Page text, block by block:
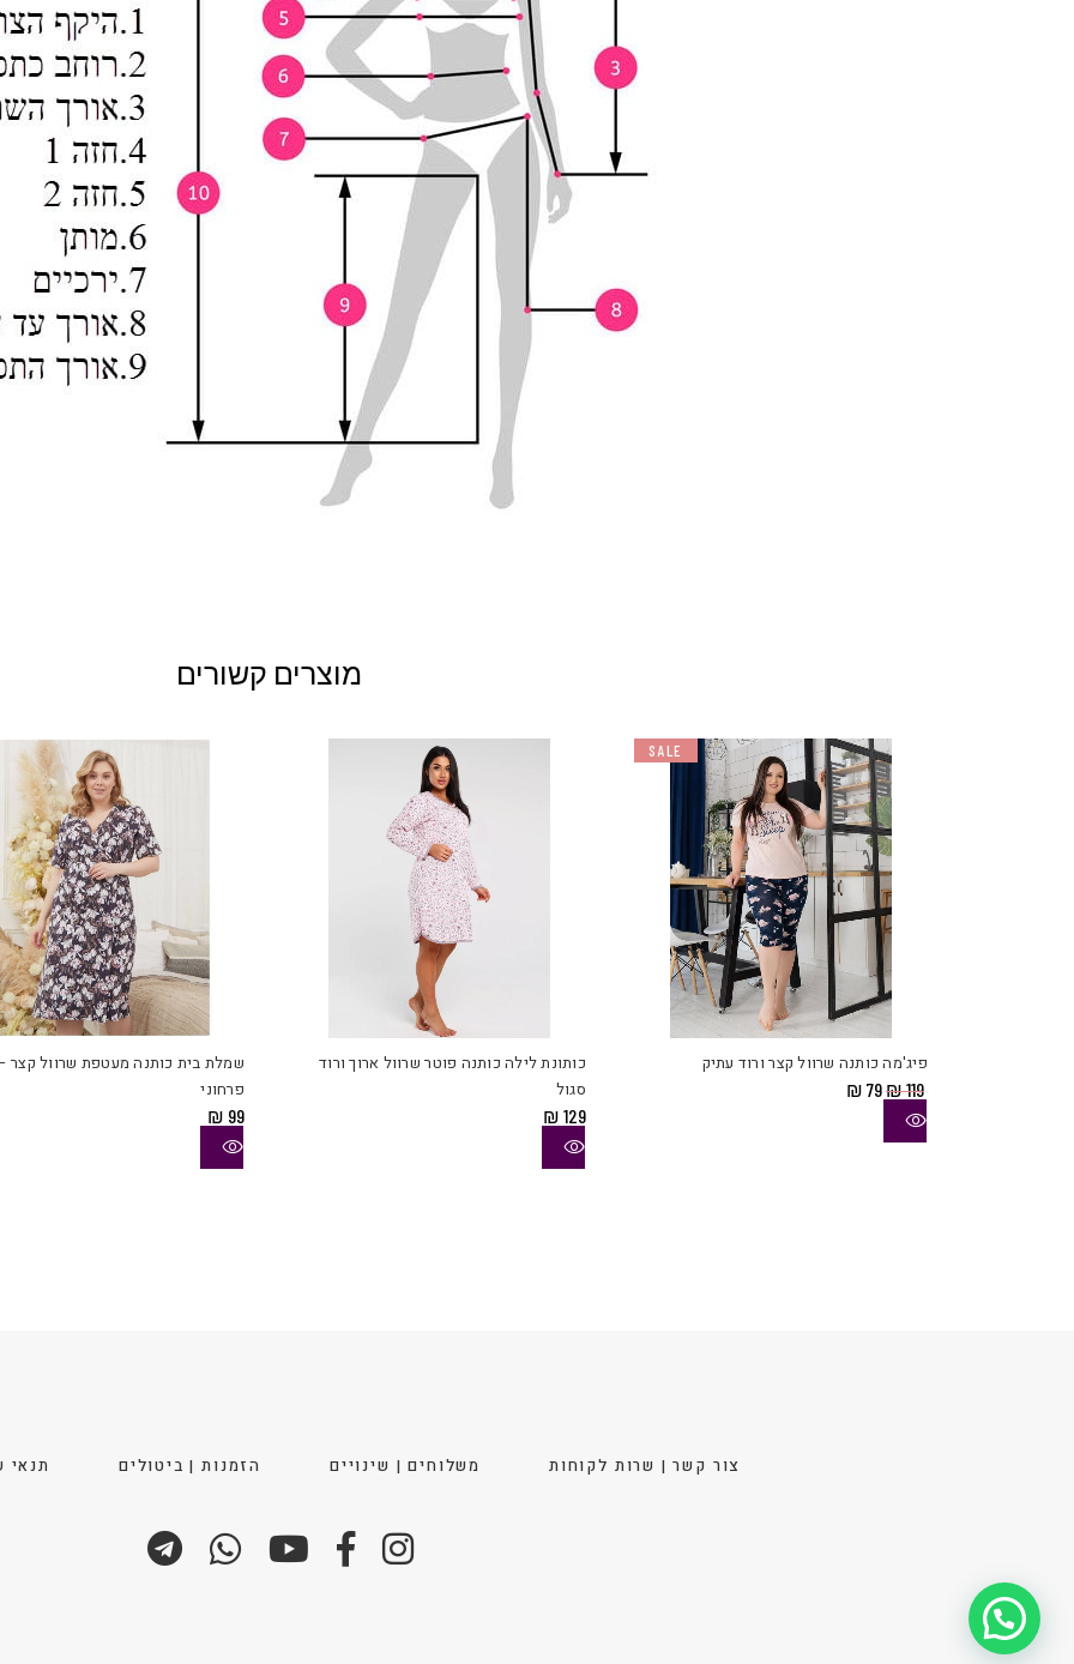
מוצרים קשורים
שמלת בית כותנה מעטפת שרוול קצר
פרחוני
₪ 99
למוצר
מספר
סוגים.
ניתן
לבחור
כותונת לילה כותנה פוטר שרוול ארוך ורוד
סגול
₪ 129
SALE
מספר
סוגים.
ניתן
לבחור
פיג'מה כותנה שרוול קצר ורוד עתיק
₪119
המחיר
₪ 79
צור קשר | שרות לקוחות משלוחים | שינויים הזמנות | ביטולים תנאי